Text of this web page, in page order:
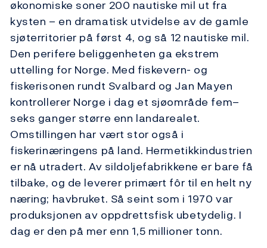
økonomiske soner 200 nautiske mil ut fra
kysten – en dramatisk utvidelse av de gamle
sjøterritorier på først 4, og så 12 nautiske mil.
Den perifere beliggenheten ga ekstrem
uttelling for Norge. Med fiskevern- og
fiskerisonen rundt Svalbard og Jan Mayen
kontrollerer Norge i dag et sjøområde fem–
seks ganger større enn landarealet.
Omstillingen har vært stor også i
fiskerinæringens på land. Hermetikkindustrien
er nå utradert. Av sildoljefabrikkene er bare få
tilbake, og de leverer primært fôr til en helt ny
næring; havbruket. Så seint som i 1970 var
produksjonen av oppdrettsfisk ubetydelig. I
dag er den på mer enn 1,5 millioner tonn.